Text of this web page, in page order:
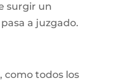
surgir un
a juzgado.
como todos los